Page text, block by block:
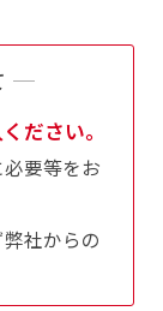
ださい。
要等をお
社からの